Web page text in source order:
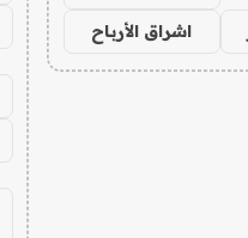
اشراق الأرباح